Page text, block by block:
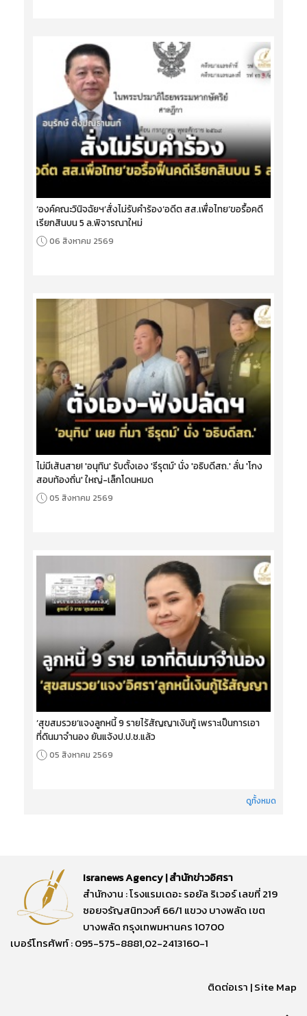
‘องค์คณะวินิจฉัยฯ’สั่งไม่รับคำร้อง‘อดีต สส.เพื่อไทย’ขอรื้อคดี
เรียกสินบน 5 ล.พิจารณาใหม่
06 สิงหาคม 2569
ไม่มีเส้นสาย! 'อนุทิน' รับตั้งเอง 'ธีรุตม์' นั่ง 'อธิบดีสถ.' ลั่น 'โกง
สอบท้องถิ่น' ใหญ่-เล็กโดนหมด
05 สิงหาคม 2569
‘สุขสมรวย’แจงลูกหนี้ 9 รายไร้สัญญาเงินกู้ เพราะเป็นการเอา
ที่ดินมาจำนอง ยันแจ้งป.ป.ช.แล้ว
05 สิงหาคม 2569
ดูทั้งหมด
Isranews Agency | สำนักข่าวอิศรา
สำนักงาน : โรงแรมเดอะ รอยัล ริเวอร์ เลขที่ 219
ซอยจรัญสนิทวงศ์ 66/1 แขวง บางพลัด เขต
บางพลัด กรุงเทพมหานคร 10700
เบอร์โทรศัพท์ : 095-575-8881,02-2413160-1
ติดต่อเรา |Site Map